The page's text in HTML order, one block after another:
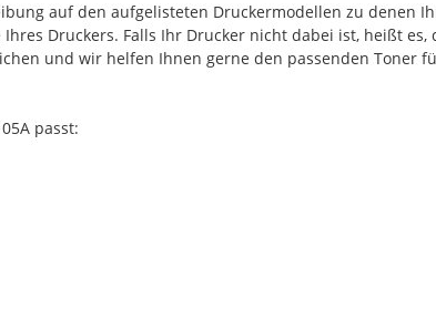
auf den aufgelisteten Druckermodellen zu denen Ihr
Druckers. Falls Ihr Drucker nicht dabei ist, heißt es,
und wir helfen Ihnen gerne den passenden Toner
passt: